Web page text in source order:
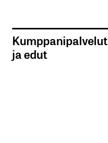
Kumppanipalvelut
ja edut